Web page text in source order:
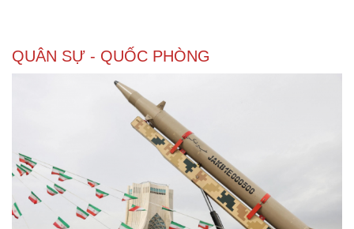
QUÂN SỰ - QUỐC PHÒNG